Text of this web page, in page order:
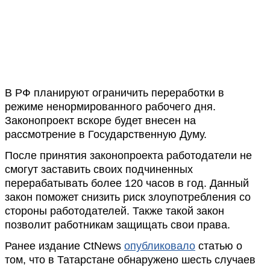
В РФ планируют ограничить переработки в
режиме ненормированного рабочего дня.
Законопроект вскоре будет внесен на
рассмотрение в Государственную Думу.
После принятия законопроекта работодатели не
смогут заставить своих подчиненных
перерабатывать более 120 часов в год. Данный
закон поможет снизить риск злоупотребления со
стороны работодателей. Также такой закон
позволит работникам защищать свои права.
Ранее издание CtNews опубликовало статью о
том, что в Татарстане обнаружено шесть случаев